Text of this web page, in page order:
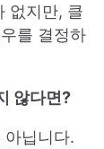
없지만, 클
를 결정하
않다면?
아닙니다.